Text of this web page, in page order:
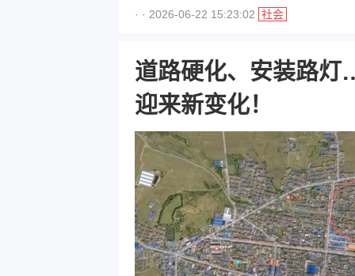
· · 2026-06-22 15:23:02 社会
道路硬化、安装路
迎来新变化！